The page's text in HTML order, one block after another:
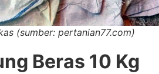
(sumber: pertanian77.com)
Beras 10 Kg